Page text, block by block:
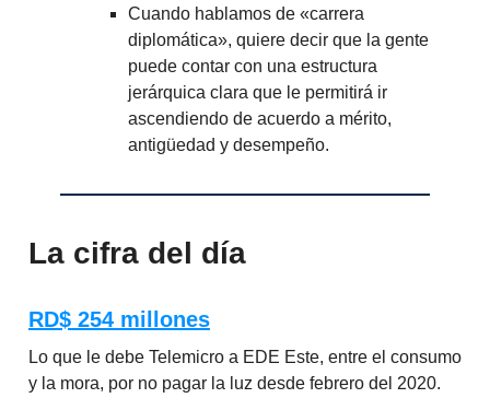
Cuando hablamos de «carrera
diplomática», quiere decir que la gente
puede contar con una estructura
jerárquica clara que le permitirá ir
ascendiendo de acuerdo a mérito,
antigüedad y desempeño.
La cifra del día
RD$ 254 millones
Lo que le debe Telemicro a EDE Este, entre el consumo
y la mora, por no pagar la luz desde febrero del 2020.